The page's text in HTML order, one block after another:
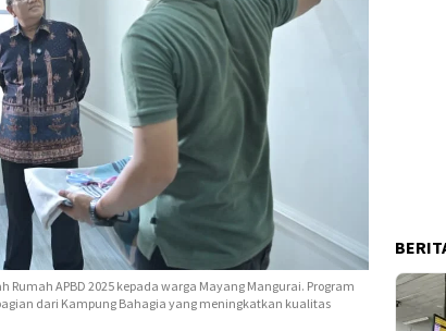
APBD 2025 kepada warga Mayang Mangurai. Program
dari Kampung Bahagia yang meningkatkan kualitas